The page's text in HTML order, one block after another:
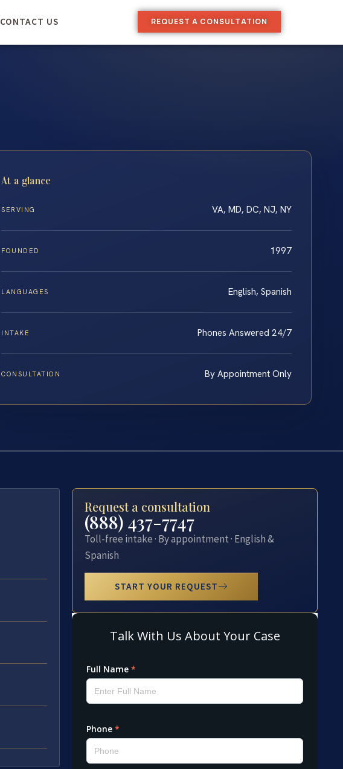
CONTACT US REQUEST A CONSULTATION
At a glance
SERVING VA, MD, DC, NJ, NY
FOUNDED 1997
LANGUAGES English, Spanish
INTAKE Phones Answered 24/7
CONSULTATION By Appointment Only
Request a consultation
(888) 437-7747
Toll-free intake · By appointment · English &
Spanish
START YOUR REQUEST